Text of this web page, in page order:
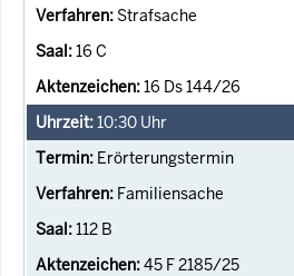
Strafsache
16 C
16 Ds 144/26
10:30 Uhr
Erörterungstermin
Familiensache
112 B
45 F 2185/25